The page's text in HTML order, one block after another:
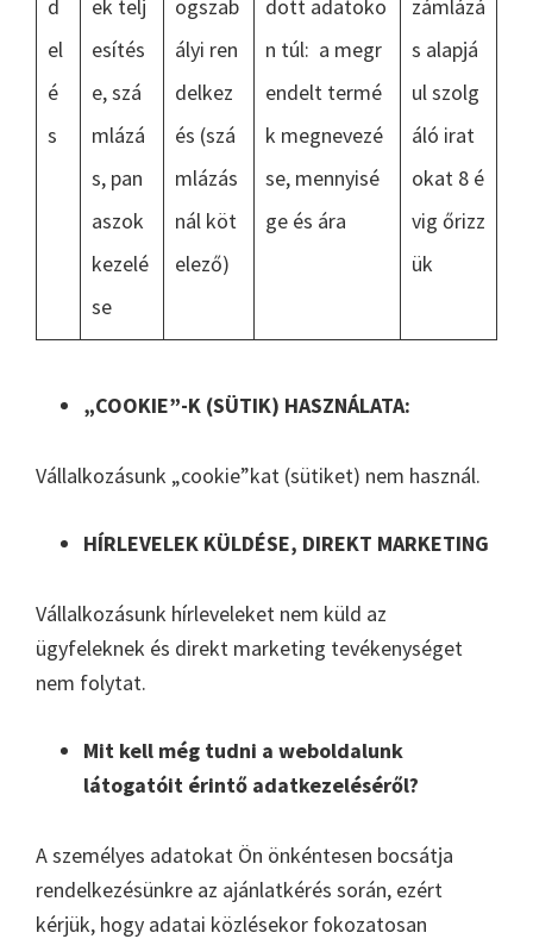
d
el
é
s
ek telj
esítés
e, szá
mlázá
s, pan
aszok
kezelé
se
ogszab
ályi ren
delkez
és (szá
mlázás
nál köt
elező)
dott adatoko
n túl: a megr
endelt termé
k megnevezé
se, mennyisé
ge és ára
zámlázá
s alapjá
ul szolg
áló irat
okat 8 é
vig őrizz
ük
„COOKIE”-K (SÜTIK) HASZNÁLATA:
Vállalkozásunk „cookie”kat (sütiket) nem használ.
HÍRLEVELEK KÜLDÉSE, DIREKT MARKETING
Vállalkozásunk hírleveleket nem küld az
ügyfeleknek és direkt marketing tevékenységet
nem folytat.
Mit kell még tudni a weboldalunk
látogatóit érintő adatkezeléséről?
A személyes adatokat Ön önkéntesen bocsátja
rendelkezésünkre az ajánlatkérés során, ezért
kérjük, hogy adatai közlésekor fokozatosan